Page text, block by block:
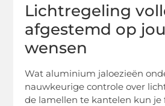
Lichtregeling
afgestemd op
wensen
Wat aluminium jaloezieën
nauwkeurige controle over
de lamellen te kantelen kun je